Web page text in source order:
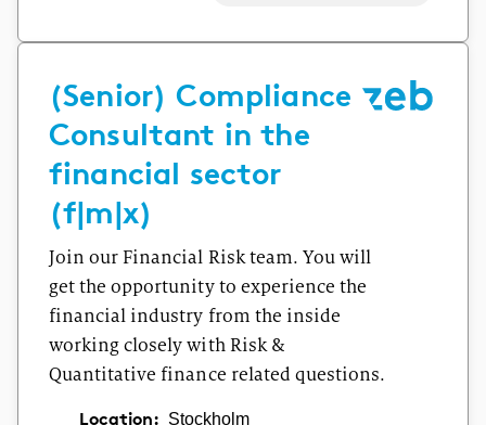
(Senior) Compliance
Consultant in the
financial sector
(f|m|x)
Join our Financial Risk team. You will
get the opportunity to experience the
financial industry from the inside
working closely with Risk &
Quantitative finance related questions.
Location: Stockholm